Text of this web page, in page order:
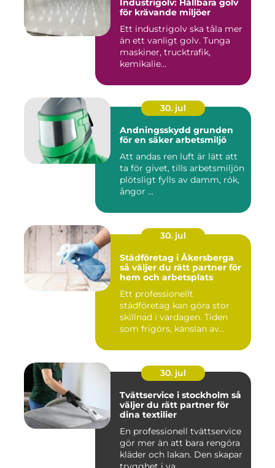
Industrigolv: Hållbara golv
för krävande miljöer
Ett industrigolv ska tåla mer
än ett vanligt golv. Tunga
maskiner, trucktrafik,
kemikalie...
30. jul
Andningsskydd grunden
för en säker arbetsmiljö
Att andas ren luft är lätt att
ta för givet, tills arbetsmiljön
plötsligt fylls av damm, rök,
ångor ...
30. jul
Städföretag i Åkersberga
så väljer du rätt partner för
hem och arbetsplats
Ett professionellt
städföretag kan göra stor
skillnad i vardagen. Tiden
som frigörs, känslan av
30. jul
Tvättservice i stockholm så
väljer du rätt partner för
dina textilier
En professionell tvättservice
gör mer än att bara rengöra
kläder och lakan. Den skapar